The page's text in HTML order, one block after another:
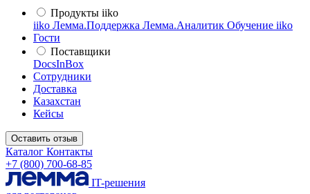
Продукты iiko
iiko Лемма.Поддержка Лемма.Аналитик Обучение iiko
Гости
Поставщики
DocsInBox
Сотрудники
Доставка
Казахстан
Кейсы
Оставить отзыв
Каталог Контакты
+7 (800) 700-68-85
IT-решения